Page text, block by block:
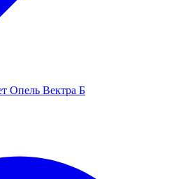
Опель Вектра Б